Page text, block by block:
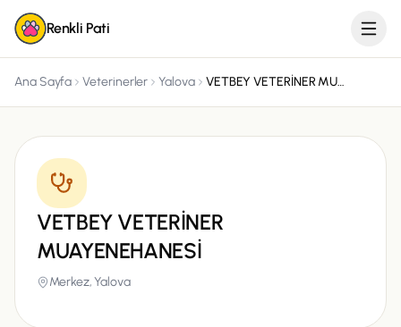
Renkli Pati
Ana Sayfa Veterinerler Yalova VETBEY VETERİNER MUAYENEHANESİ
VETBEY VETERİNER
MUAYENEHANESİ
Merkez,Yalova